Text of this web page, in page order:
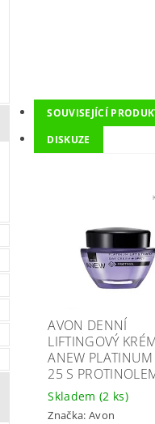
SOUVISEJÍCÍ
DISKUZE
AVON DENNÍ
LIFTINGOVÝ
ANEW PLATINUM
25 S
Skladem (2 ks)
Značka: Avon